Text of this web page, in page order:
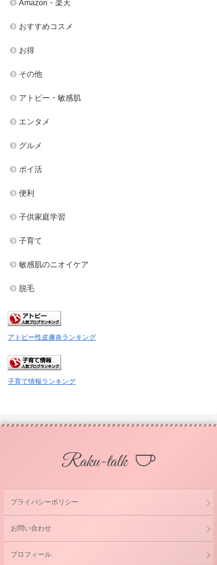
Amazon・楽天
おすすめコスメ
お得
その他
アトピー・敏感肌
エンタメ
グルメ
ポイ活
便利
子供家庭学習
子育て
敏感肌のニオイケア
脱毛
アトピー性皮膚炎ランキング
子育て情報ランキング
プライバシーポリシー
お問い合わせ
プロフィール